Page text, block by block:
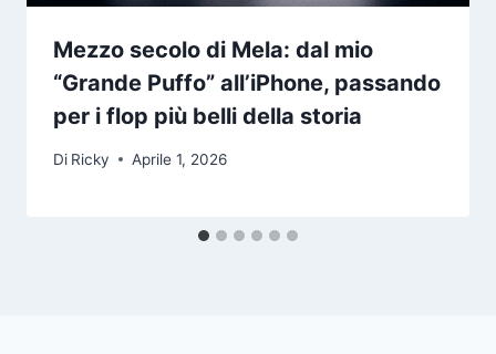
Mezzo secolo di Mela: dal mio
“Grande Puffo” all’iPhone, passando
per i flop più belli della storia
Di Ricky Aprile 1, 2026